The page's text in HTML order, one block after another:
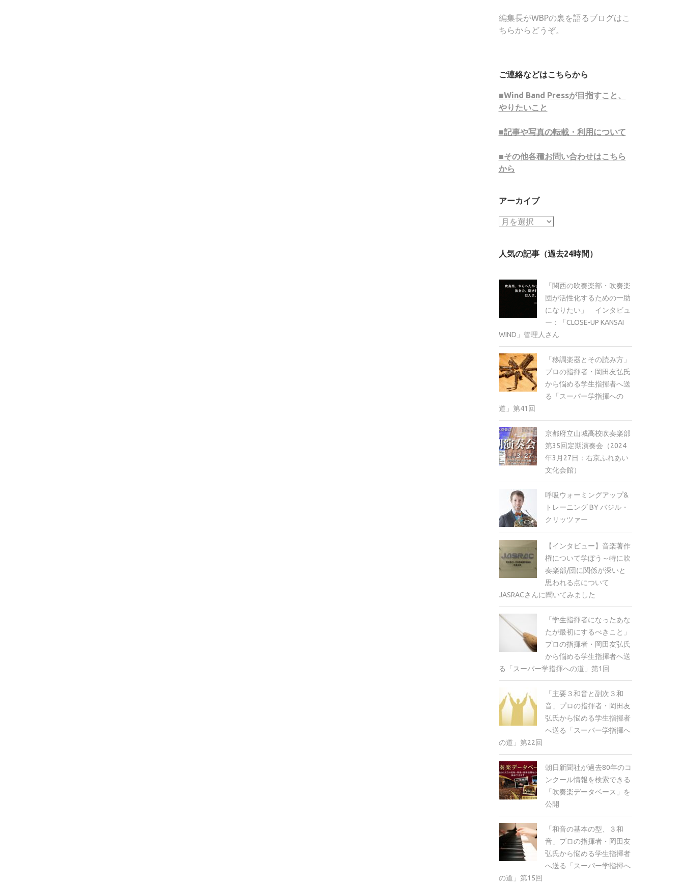
編集長がWBPの裏を語るブログはこ
ちらからどうぞ。
ご連絡などはこちらから
■Wind Band Pressが目指すこと、
やりたいこと
■記事や写真の転載・利用について
■その他各種お問い合わせはこちら
から
アーカイブ
ア
イ
人気の記事（過去24時間）
「関西の吹奏楽部・吹奏楽
団が活性化するための一助
になりたい」 インタビュ
ー：「CLOSE-UP KANSAI
WIND」管理人さん
「移調楽器とその読み方」
プロの指揮者・岡田友弘氏
から悩める学生指揮者へ送
る「スーパー学指揮への
道」第41回
京都府立山城高校吹奏楽部
第35回定期演奏会（2024
年3月27日：右京ふれあい
文化会館）
呼吸ウォーミングアップ&
トレーニング BY バジル・
クリッツァー
【インタビュー】音楽著作
権について学ぼう～特に吹
奏楽部/団に関係が深いと
思われる点について
JASRACさんに聞いてみました
「学生指揮者になったあな
たが最初にするべきこと」
プロの指揮者・岡田友弘氏
から悩める学生指揮者へ送
る「スーパー学指揮への道」第1回
「主要３和音と副次３和
音」プロの指揮者・岡田友
弘氏から悩める学生指揮者
へ送る「スーパー学指揮へ
の道」第22回
朝日新聞社が過去80年のコ
ンクール情報を検索できる
「吹奏楽データベース」を
公開
「和音の基本の型、３和
音」プロの指揮者・岡田友
弘氏から悩める学生指揮者
へ送る「スーパー学指揮へ
の道」第15回